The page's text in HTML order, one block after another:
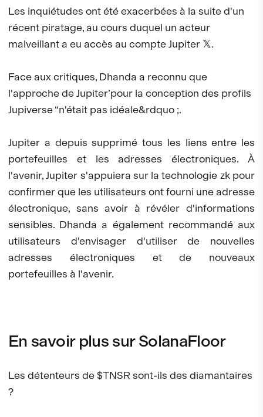
Les inquiétudes ont été exacerbées à la suite d'un
récent piratage, au cours duquel un acteur
malveillant a eu accès au compte Jupiter 𝕏.
Face aux critiques, Dhanda a reconnu que
l'approche de Jupiter’pour la conception des profils
Jupiverse “n'était pas idéale&rdquo ;.
Jupiter a depuis supprimé tous les liens entre les
portefeuilles et les adresses électroniques. À
l'avenir, Jupiter s'appuiera sur la technologie zk pour
confirmer que les utilisateurs ont fourni une adresse
électronique, sans avoir à révéler d'informations
sensibles. Dhanda a également recommandé aux
utilisateurs d'envisager d'utiliser de nouvelles
adresses électroniques et de nouveaux
portefeuilles à l'avenir.
En savoir plus sur SolanaFloor
Les détenteurs de $TNSR sont-ils des diamantaires
?